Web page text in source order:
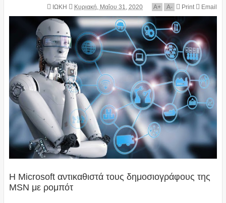
ΙΩΚΗ Κυριακή, Μαΐου 31, 2020 A+ A- Print Email
Η Microsoft αντικαθιστά τους δημοσιογράφους της
MSN με ρομπότ